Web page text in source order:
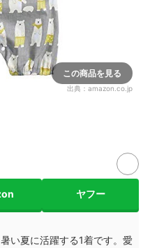
この商品を見る
出典： amazon.co.jp
ヤフー
い夏に活躍する1着です。愛